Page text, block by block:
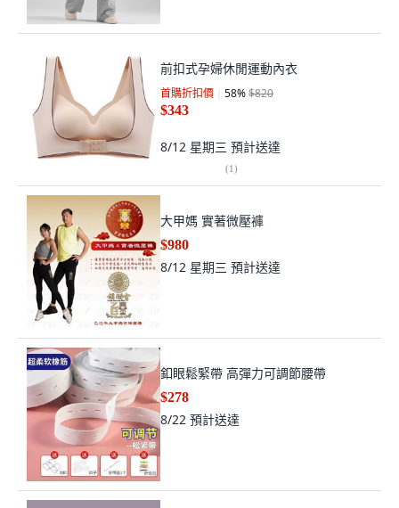
前扣式孕婦休閒運動內衣
首購折扣價 58%$820
$343
8/12 星期三 預計送達
(1)
大甲媽 實著微壓褲
$980
8/12 星期三 預計送達
釦眼鬆緊帶 高彈力可調節腰帶
$278
8/22 預計送達